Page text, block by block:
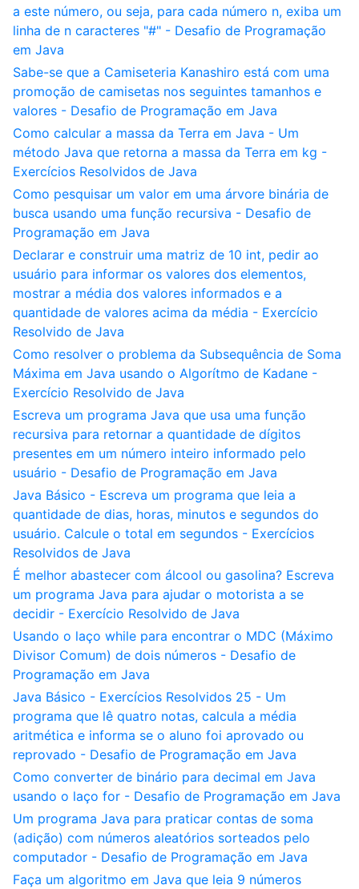
a este número, ou seja, para cada número n, exiba um
linha de n caracteres "#" - Desafio de Programação
em Java
Sabe-se que a Camiseteria Kanashiro está com uma
promoção de camisetas nos seguintes tamanhos e
valores - Desafio de Programação em Java
Como calcular a massa da Terra em Java - Um
método Java que retorna a massa da Terra em kg -
Exercícios Resolvidos de Java
Como pesquisar um valor em uma árvore binária de
busca usando uma função recursiva - Desafio de
Programação em Java
Declarar e construir uma matriz de 10 int, pedir ao
usuário para informar os valores dos elementos,
mostrar a média dos valores informados e a
quantidade de valores acima da média - Exercício
Resolvido de Java
Como resolver o problema da Subsequência de Soma
Máxima em Java usando o Algorítmo de Kadane -
Exercício Resolvido de Java
Escreva um programa Java que usa uma função
recursiva para retornar a quantidade de dígitos
presentes em um número inteiro informado pelo
usuário - Desafio de Programação em Java
Java Básico - Escreva um programa que leia a
quantidade de dias, horas, minutos e segundos do
usuário. Calcule o total em segundos - Exercícios
Resolvidos de Java
É melhor abastecer com álcool ou gasolina? Escreva
um programa Java para ajudar o motorista a se
decidir - Exercício Resolvido de Java
Usando o laço while para encontrar o MDC (Máximo
Divisor Comum) de dois números - Desafio de
Programação em Java
Java Básico - Exercícios Resolvidos 25 - Um
programa que lê quatro notas, calcula a média
aritmética e informa se o aluno foi aprovado ou
reprovado - Desafio de Programação em Java
Como converter de binário para decimal em Java
usando o laço for - Desafio de Programação em Java
Um programa Java para praticar contas de soma
(adição) com números aleatórios sorteados pelo
computador - Desafio de Programação em Java
Faça um algoritmo em Java que leia 9 números